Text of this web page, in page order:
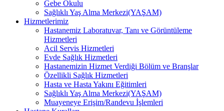
Gebe Okulu
Sağlıklı Yaş Alma Merkezi(YAŞAM)
Hizmetlerimiz
Hastanemiz Laboratuvar, Tanı ve Görüntüleme
Hizmetleri
Acil Servis Hizmetleri
Evde Sağlık Hizmetleri
Hastanemizin Hizmet Verdiği Bölüm ve Branşlar
Özellikli Sağlık Hizmetleri
Hasta ve Hasta Yakını Eğitimleri
Sağlıklı Yaş Alma Merkezi(YAŞAM)
Muayeneye Erişim/Randevu İşlemleri